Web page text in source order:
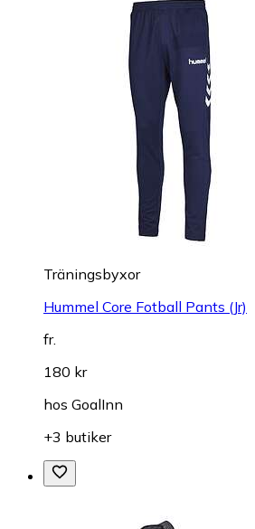
Träningsbyxor
Hummel Core Fotball Pants (Jr)
fr.
180 kr
hos GoalInn
+3 butiker